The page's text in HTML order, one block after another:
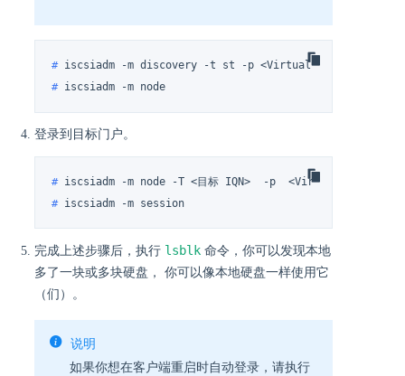
# iscsiadm -m discovery -t st -p <Virtual SAN 服务器 IP>
# iscsiadm -m node
登录到目标门户。
# iscsiadm -m node -T <目标 IQN>  -p  <Virtual SAN 服
# iscsiadm -m session
完成上述步骤后，执行 lsblk 命令，你可以发现本地
多了一块或多块硬盘， 你可以像本地硬盘一样使用它
（们）。
说明
如果你想在客户端重启时自动登录，请执行